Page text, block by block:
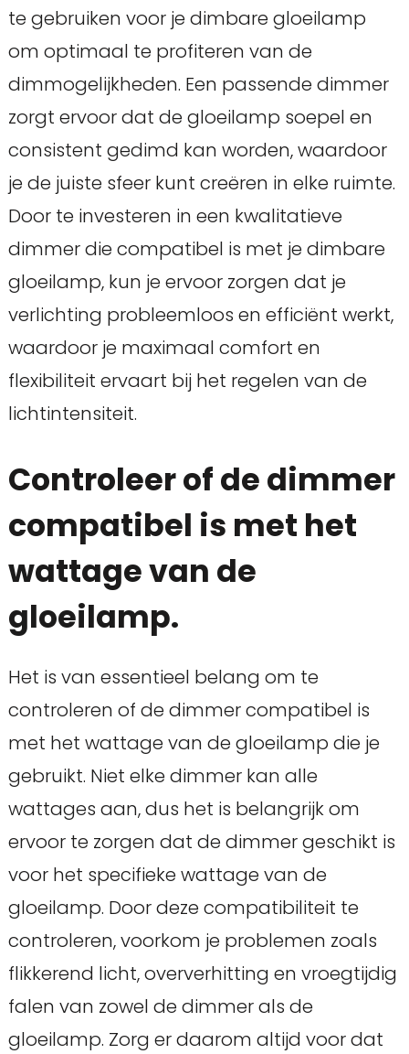
te gebruiken voor je dimbare gloeilamp
om optimaal te profiteren van de
dimmogelijkheden. Een passende dimmer
zorgt ervoor dat de gloeilamp soepel en
consistent gedimd kan worden, waardoor
je de juiste sfeer kunt creëren in elke ruimte.
Door te investeren in een kwalitatieve
dimmer die compatibel is met je dimbare
gloeilamp, kun je ervoor zorgen dat je
verlichting probleemloos en efficiënt werkt,
waardoor je maximaal comfort en
flexibiliteit ervaart bij het regelen van de
lichtintensiteit.
Controleer of de dimmer
compatibel is met het
wattage van de
gloeilamp.
Het is van essentieel belang om te
controleren of de dimmer compatibel is
met het wattage van de gloeilamp die je
gebruikt. Niet elke dimmer kan alle
wattages aan, dus het is belangrijk om
ervoor te zorgen dat de dimmer geschikt is
voor het specifieke wattage van de
gloeilamp. Door deze compatibiliteit te
controleren, voorkom je problemen zoals
flikkerend licht, oververhitting en vroegtijdig
falen van zowel de dimmer als de
gloeilamp. Zorg er daarom altijd voor dat